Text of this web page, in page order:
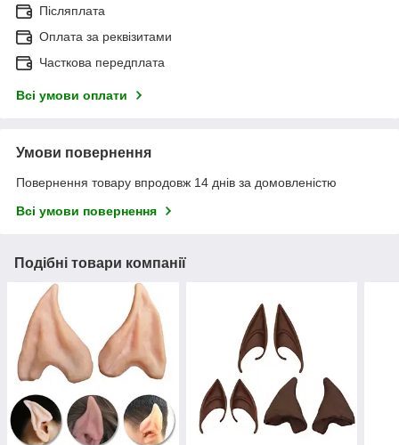
Післяплата
Оплата за реквізитами
Часткова передплата
Всі умови оплати
Умови повернення
Повернення товару впродовж 14 днів за домовленістю
Всі умови повернення
Подібні товари компанії